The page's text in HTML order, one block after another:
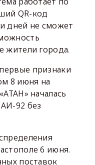
QR-код
дней не сможет
жители города.
признаки
8 июня на
началась
92 без
6 июня.
поставок